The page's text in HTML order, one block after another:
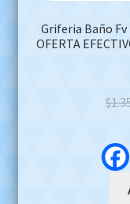
Griferia Baño
OFERTA
$